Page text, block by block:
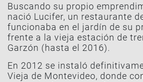
Buscando su propio
nació Lucifer, un restaurante
funcionaba en el jardín de su
frente a la vieja estación de
Garzón (hasta el 2016).
En 2012 se instaló
Vieja de Montevideo, donde